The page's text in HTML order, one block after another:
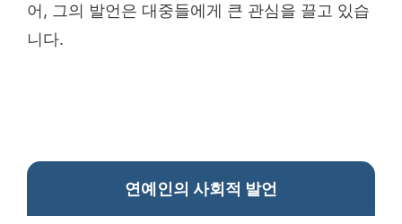
어, 그의 발언은 대중들에게 큰 관심을 끌고 있습
니다.
연예인의 사회적 발언